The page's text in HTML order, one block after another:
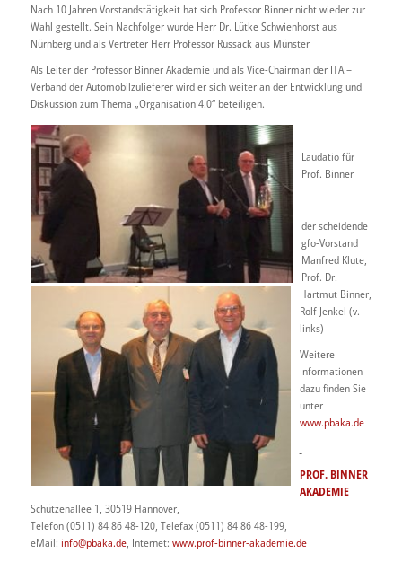
Nach 10 Jahren Vorstandstätigkeit hat sich Professor Binner nicht wieder zur
Wahl gestellt. Sein Nachfolger wurde Herr Dr. Lütke Schwienhorst aus
Nürnberg und als Vertreter Herr Professor Russack aus Münster
Als Leiter der Professor Binner Akademie und als Vice-Chairman der ITA –
Verband der Automobilzulieferer wird er sich weiter an der Entwicklung und
Diskussion zum Thema „Organisation 4.0“ beteiligen.
Laudatio für
Prof. Binner
der scheidende
gfo-Vorstand
Manfred Klute,
Prof. Dr.
Hartmut Binner,
Rolf Jenkel (v.
links)
Weitere
Informationen
dazu finden Sie
unter
www.pbaka.de
PROF. BINNER
AKADEMIE
Schützenallee 1, 30519 Hannover,
Telefon (0511) 84 86 48-120, Telefax (0511) 84 86 48-199,
eMail: info@pbaka.de, Internet: www.prof-binner-akademie.de